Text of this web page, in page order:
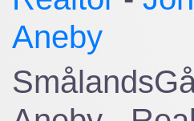
Aneby